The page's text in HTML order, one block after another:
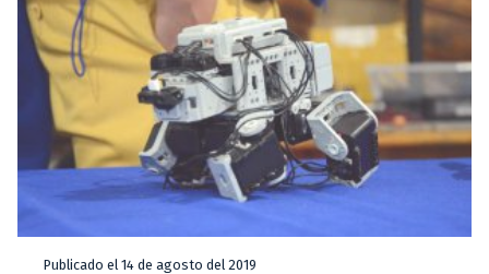
Publicado el 14 de agosto del 2019